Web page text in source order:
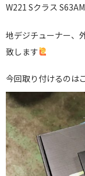
W221 Sクラス
地デジチューナー、
致します
今回取り付けるのは